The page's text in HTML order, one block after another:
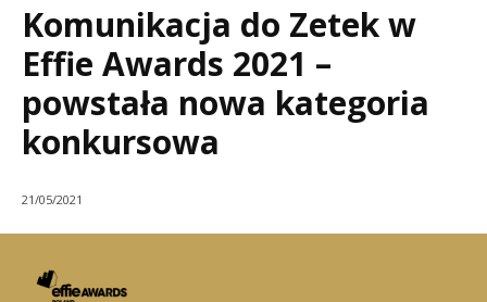
Komunikacja do Zetek w
Effie Awards 2021 –
powstała nowa kategoria
konkursowa
21/05/2021